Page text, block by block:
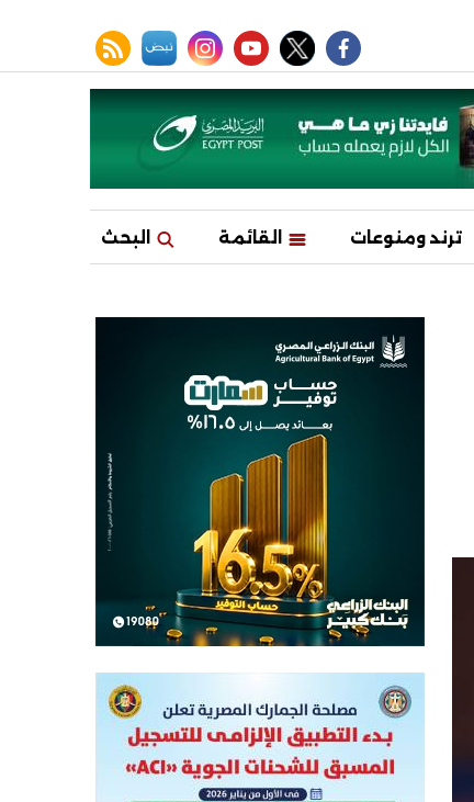
facebook
twitter
youtube
instagram
نبض rss feed
ترند ومنوعات القائمة البحث